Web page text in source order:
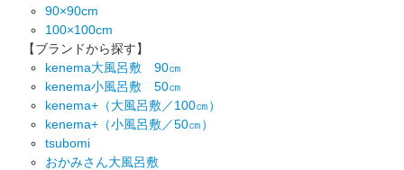
90×90cm
100×100cm
【ブランドから探す】
kenema大風呂敷 90㎝
kenema小風呂敷 50㎝
kenema+（大風呂敷／100㎝）
kenema+（小風呂敷／50㎝）
tsubomi
おかみさん大風呂敷